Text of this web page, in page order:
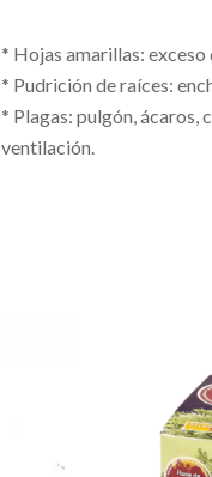
* Hojas amarillas:
* Pudrición de raíces:
* Plagas: pulgón, ácaros,
ventilación.